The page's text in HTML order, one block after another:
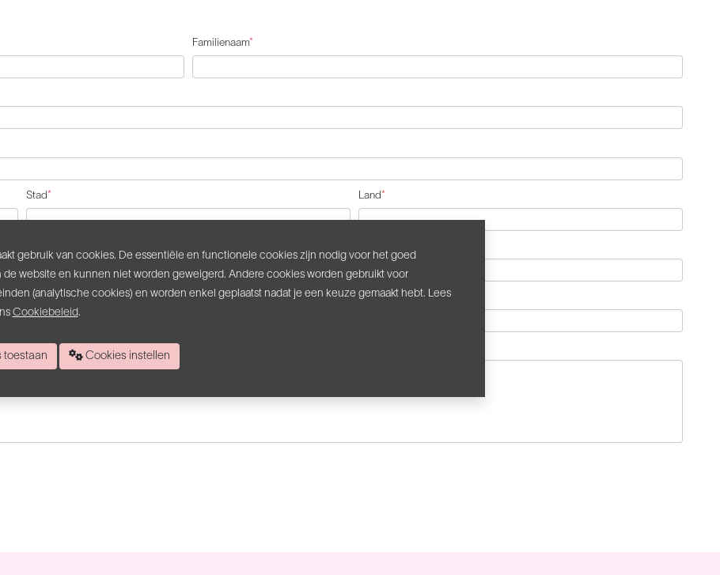
Familienaam*
Stad* Land*
gebruik van cookies. De essentiële en functionele cookies zijn nodig voor het goed
website en kunnen niet worden geweigerd. Andere cookies worden gebruikt voor
(analytische cookies) en worden enkel geplaatst nadat je een keuze gemaakt hebt. Lees
Cookiebeleid.
toestaan Cookies instellen